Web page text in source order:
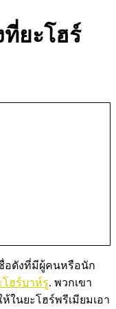
ยะโฮร์
อดังที่มีผู้คนหรือนัก
โฮร์บาห์รู. พวกเขา
ในยะโฮร์พรีเมียมเอา